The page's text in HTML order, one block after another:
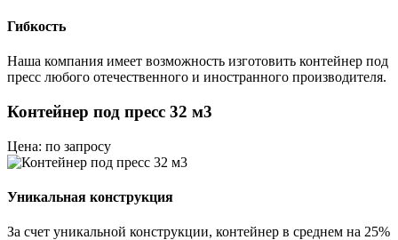
Гибкость
Наша компания имеет возможность изготовить контейнер под
пресс любого отечественного и иностранного производителя.
Контейнер под пресс 32 м3
Цена: по запросу
Уникальная конструкция
За счет уникальной конструкции, контейнер в среднем на 25%